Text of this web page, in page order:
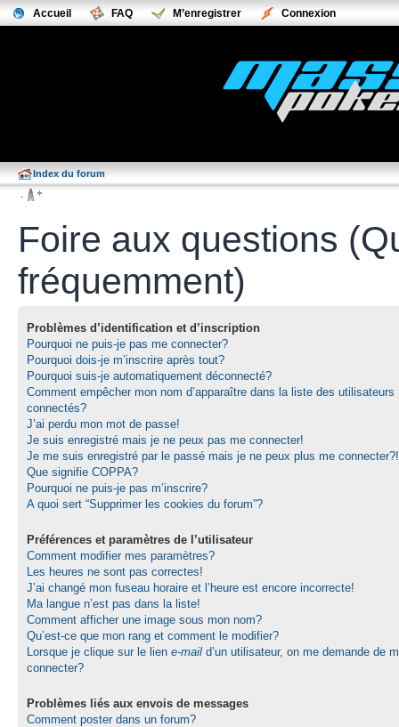
Accueil FAQ M’enregistrer Connexion
Index du forum
Foire aux questions
fréquemment)
Problèmes d’identification et d’inscription
Pourquoi ne puis-je pas me connecter?
Pourquoi dois-je m’inscrire après tout?
Pourquoi suis-je automatiquement déconnecté?
Comment empêcher mon nom d’apparaître dans la liste des utilisateurs
connectés?
J’ai perdu mon mot de passe!
Je suis enregistré mais je ne peux pas me connecter!
Je me suis enregistré par le passé mais je ne peux plus me connecter?!
Que signifie COPPA?
Pourquoi ne puis-je pas m’inscrire?
A quoi sert “Supprimer les cookies du forum”?
Préférences et paramètres de l’utilisateur
Comment modifier mes paramètres?
Les heures ne sont pas correctes!
J’ai changé mon fuseau horaire et l’heure est encore incorrecte!
Ma langue n’est pas dans la liste!
Comment afficher une image sous mon nom?
Qu’est-ce que mon rang et comment le modifier?
Lorsque je clique sur le lien e-mail d’un utilisateur, on me demande de
connecter?
Problèmes liés aux envois de messages
Comment poster dans un forum?